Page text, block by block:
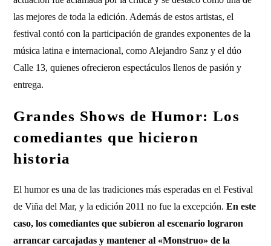
las mejores de toda la edición. Además de estos artistas, el
festival contó con la participación de grandes exponentes de la
música latina e internacional, como Alejandro Sanz y el dúo
Calle 13, quienes ofrecieron espectáculos llenos de pasión y
entrega.
Grandes Shows de Humor: Los
comediantes que hicieron
historia
El humor es una de las tradiciones más esperadas en el Festival
de Viña del Mar, y la edición 2011 no fue la excepción.En este
caso, los comediantes que subieron al escenario lograron
arrancar carcajadas y mantener al «Monstruo» de la